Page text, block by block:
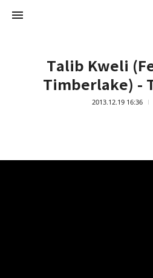
Talib Kweli
Timberlake) -
2013.12.19 16:36